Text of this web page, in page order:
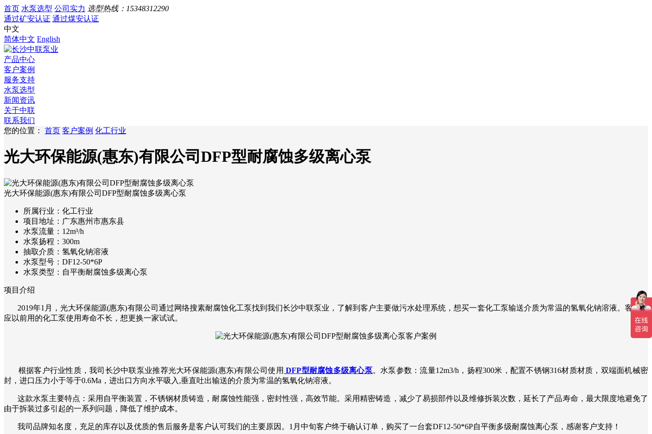
首页 水泵选型 公司实力 选型热线： 15348312290
通过矿安认证 通过煤安认证
中文
简体中文 English
产品中心
客户案例
服务支持
水泵选型
新闻资讯
关于中联
联系我们
您的位置： 首页 客户案例 化工行业
光大环保能源(惠东)有限公司DFP型耐腐蚀多级离心泵
光大环保能源(惠东)有限公司DFP型耐腐蚀多级离心泵
所属行业： 化工行业
项目地址： 广东惠州市惠东县
水泵流量： 12m³/h
水泵扬程： 300m
抽取介质： 氢氧化钠溶液
水泵型号： DF12-50*6P
水泵类型： 自平衡耐腐蚀多级离心泵
项目介绍
2019年1月，光大环保能源(惠东)有限公司通过网络搜素耐腐蚀化工泵找到我们长沙中联泵业，了解到客户主要做污水处理系统，想买一套化工泵输送介质为常温的氢氧化钠溶液。客户反
应以前用的化工泵使用寿命不长，想更换一家试试。
根据客户行业性质，我司长沙中联泵业推荐光大环保能源(惠东)有限公司使用 DFP型耐腐蚀多级离心泵。水泵参数：流量12m3/h，扬程300米，配置不锈钢316材质材质，双端面机械密
封，进口压力小于等于0.6Ma，进出口方向水平吸入,垂直吐出输送的介质为常温的氢氧化钠溶液。
这款水泵主要特点：采用自平衡装置，不锈钢材质铸造，耐腐蚀性能强，密封性强，高效节能。采用精密铸造，减少了易损部件以及维修拆装次数，延长了产品寿命，最大限度地避免了
由于拆装过多引起的一系列问题，降低了维护成本。
我司品牌知名度，充足的库存以及优质的售后服务是客户认可我们的主要原因。1月中旬客户终于确认订单，购买了一台套DF12-50*6P自平衡多级耐腐蚀离心泵，感谢客户支持！